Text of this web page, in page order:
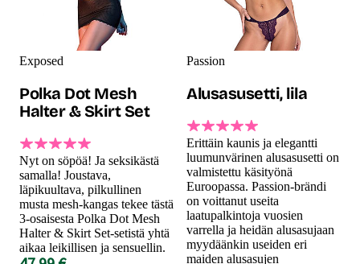
Exposed
Polka Dot Mesh
Halter & Skirt Set
Nyt on söpöä! Ja seksikästä
samalla! Joustava,
läpikuultava, pilkullinen
musta mesh-kangas tekee tästä
3-osaisesta Polka Dot Mesh
Halter & Skirt Set-setistä yhtä
aikaa leikillisen ja sensuellin.
Passion
Alusasusetti, lila
Erittäin kaunis ja elegantti
luumunvärinen alusasusetti on
valmistettu käsityönä
Euroopassa. Passion-brändi
on voittanut useita
laatupalkintoja vuosien
varrella ja heidän alusasujaan
myydäänkin useiden eri
maiden alusasujen